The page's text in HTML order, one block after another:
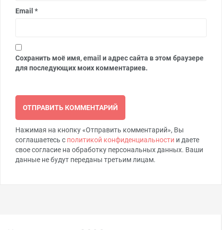
Email *
Сохранить моё имя, email и адрес сайта в этом браузере
для последующих моих комментариев.
Нажимая на кнопку «Отправить комментарий», Вы
соглашаетесь с политикой конфиденциальности и даете
свое согласие на обработку персональных данных. Ваши
данные не будут переданы третьим лицам.